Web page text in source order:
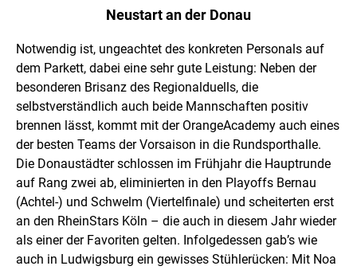
Neustart an der Donau
Notwendig ist, ungeachtet des konkreten Personals auf
dem Parkett, dabei eine sehr gute Leistung: Neben der
besonderen Brisanz des Regionalduells, die
selbstverständlich auch beide Mannschaften positiv
brennen lässt, kommt mit der OrangeAcademy auch eines
der besten Teams der Vorsaison in die Rundsporthalle.
Die Donaustädter schlossen im Frühjahr die Hauptrunde
auf Rang zwei ab, eliminierten in den Playoffs Bernau
(Achtel-) und Schwelm (Viertelfinale) und scheiterten erst
an den RheinStars Köln – die auch in diesem Jahr wieder
als einer der Favoriten gelten. Infolgedessen gab’s wie
auch in Ludwigsburg ein gewisses Stühlerücken: Mit Noa